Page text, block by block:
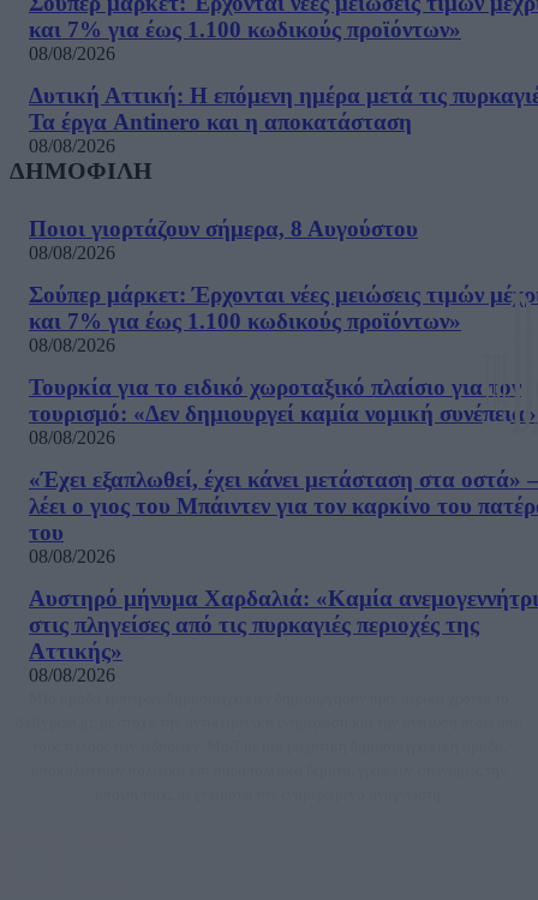
και 7% για έως 1.100 κωδικούς προϊόντων»
08/08/2026
Δυτική Αττική: Η επόμενη ημέρα μετά τις
Τα έργα Antinero και η αποκατάσταση
08/08/2026
ΔΗΜΟΦΙΛΗ
Ποιοι γιορτάζουν σήμερα, 8 Αυγούστου
08/08/2026
Σούπερ μάρκετ: Έρχονται νέες μειώσεις τιμών
και 7% για έως 1.100 κωδικούς προϊόντων»
08/08/2026
Τουρκία για το ειδικό χωροταξικό πλαίσιο για τον
τουρισμό: «Δεν δημιουργεί καμία νομική συνέπεια»
08/08/2026
«Έχει εξαπλωθεί, έχει κάνει μετάσταση στα οστά»
λέει ο γιος του Μπάιντεν για τον καρκίνο του
του
08/08/2026
Αυστηρό μήνυμα Χαρδαλιά: «Καμία
στις πληγείσες από τις πυρκαγιές περιοχές της
Αττικής»
08/08/2026